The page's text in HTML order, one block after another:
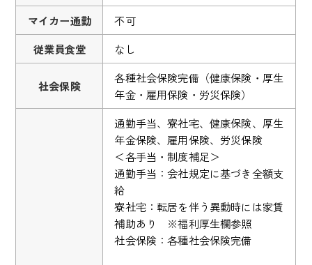
マイカー通勤
不可
従業員食堂
なし
社会保険
各種社会保険完備（健康保険・厚生
年金・雇用保険・労災保険）
通勤手当、寮社宅、健康保険、厚生
年金保険、雇用保険、労災保険
＜各手当・制度補足＞
通勤手当：会社規定に基づき全額支
給
寮社宅：転居を伴う異動時には家賃
補助あり ※福利厚生欄参照
社会保険：各種社会保険完備